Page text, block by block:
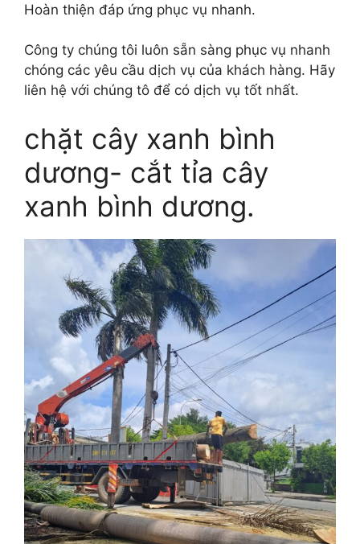
Hoàn thiện đáp ứng phục vụ nhanh.
Công ty chúng tôi luôn sẵn sàng phục vụ nhanh
chóng các yêu cầu dịch vụ của khách hàng. Hãy
liên hệ với chúng tô để có dịch vụ tốt nhất.
chặt cây xanh bình
dương- cắt tỉa cây
xanh bình dương.